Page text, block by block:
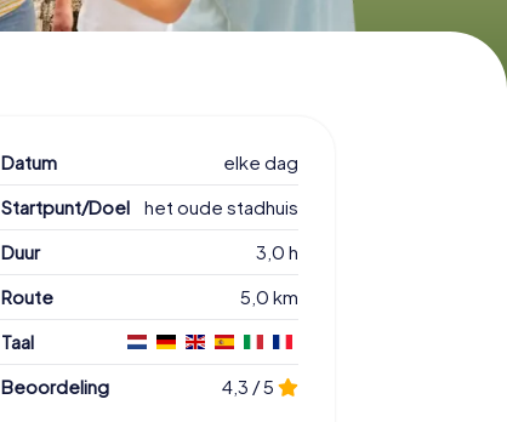
Datum
elke dag
Startpunt/Doel
het oude stadhuis
Duur
3,0 h
Route
5,0 km
Taal
Beoordeling
4,3 / 5